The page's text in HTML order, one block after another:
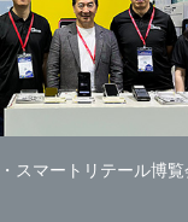
スマートリテール博覧